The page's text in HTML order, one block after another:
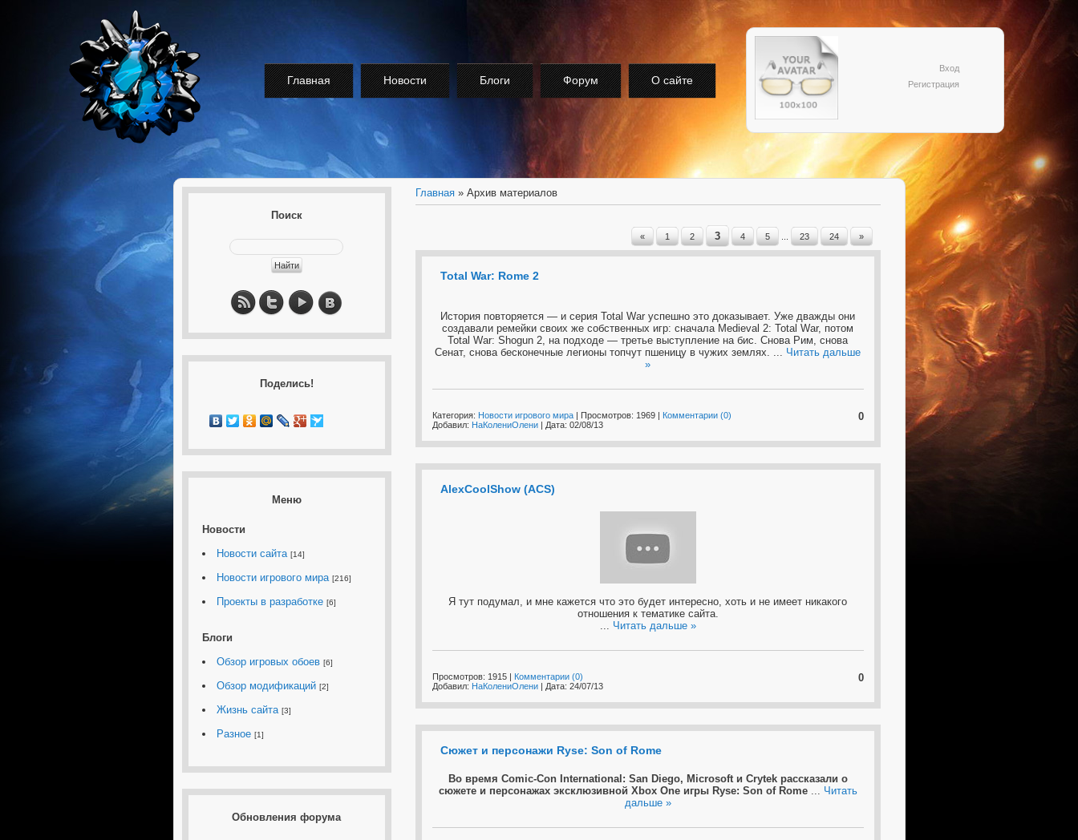
Главная Новости Блоги Форум О сайте
Вход
Регистрация
Поиск
Поделись!
Меню
Новости
Новости сайта [14]
Новости игрового мира [216]
Проекты в разработке [6]
Блоги
Обзор игровых обоев [6]
Обзор модификаций [2]
Жизнь сайта [3]
Разное [1]
Обновления форума
Главная» Архив материалов
« 1 2 3 4 5 23 24 »
Total War: Rome 2
История повторяется — и серия Total War успешно это доказывает. Уже дважды они
создавали ремейки своих же собственных игр: сначала Medieval 2: Total War, потом
Total War: Shogun 2, на подходе — третье выступление на бис. Снова Рим, снова
Сенат, снова бесконечные легионы топчут пшеницу в чужих землях.
Читать дальше
»
0
Категория: Новости игрового мира| Просмотров: 1969 | Комментарии (0)
Добавил: НаКолениОлени| Дата: 02/08/13
AlexCoolShow (ACS)
Я тут подумал, и мне кажется что это будет интересно, хоть и не имеет никакого
отношения к тематике сайта.
Читать дальше »
0
Просмотров: 1915 | Комментарии (0)
Добавил: НаКолениОлени| Дата: 24/07/13
Сюжет и персонажи Ryse: Son of Rome
Во время Comic-Con International: San Diego, Microsoft и Crytek рассказали о
сюжете и персонажах эксклюзивной Xbox One игры Ryse: Son of Rome
Читать
дальше »